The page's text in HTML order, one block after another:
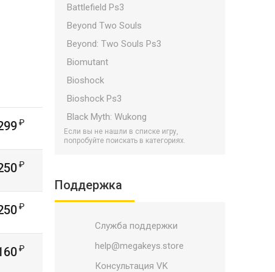
Battlefield Ps3
Beyond Two Souls
Beyond: Two Souls Ps3
Biomutant
Bioshock
Bioshock Ps3
Black Myth: Wukong
Bloodborne
Borderlands Ps3
Call of Duty Ps3
Call of Duty PS5/PS4
Call of Duty: Black Ops 7
Если вы не нашли в списке игру,
попробуйте поискать в категориях.
Поддержка
Служба поддержки
help@megakeys.store
Консультация VK